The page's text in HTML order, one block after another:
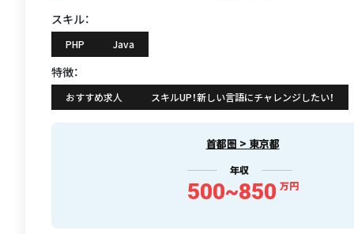
スキル：
PHP Java
特徴：
おすすめ求人 スキルUP！新しい言語にチャレンジしたい！
首都圏 > 東京都
年収
500~850 万円